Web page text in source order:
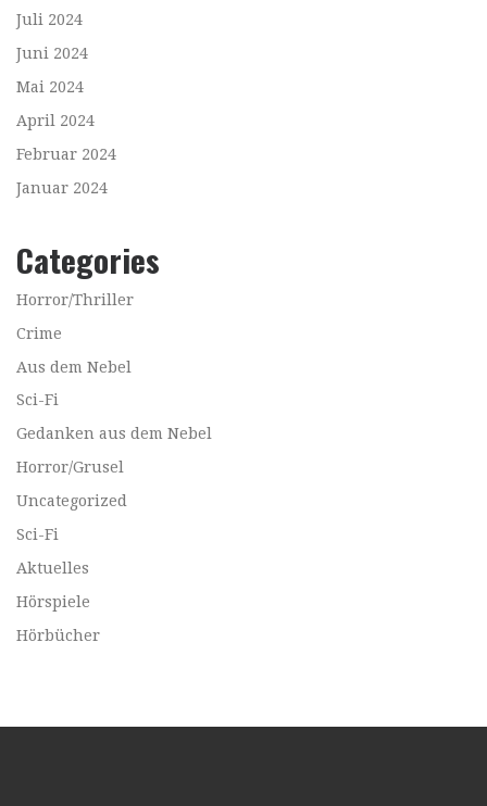
Juli 2024
Juni 2024
Mai 2024
April 2024
Februar 2024
Januar 2024
Categories
Horror/Thriller
Crime
Aus dem Nebel
Sci-Fi
Gedanken aus dem Nebel
Horror/Grusel
Uncategorized
Sci-Fi
Aktuelles
Hörspiele
Hörbücher